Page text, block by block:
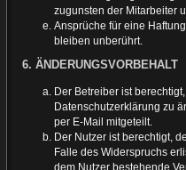
zugunsten der Mitarbeiter
Ansprüche für eine
bleiben unberührt.
6. ÄNDERUNGSVORBEHALT
Der Betreiber ist
Datenschutzerklärung zu
per E-Mail mitgeteilt.
Der Nutzer ist berechtigt,
Falle des Widerspruchs
dem Nutzer bestehende